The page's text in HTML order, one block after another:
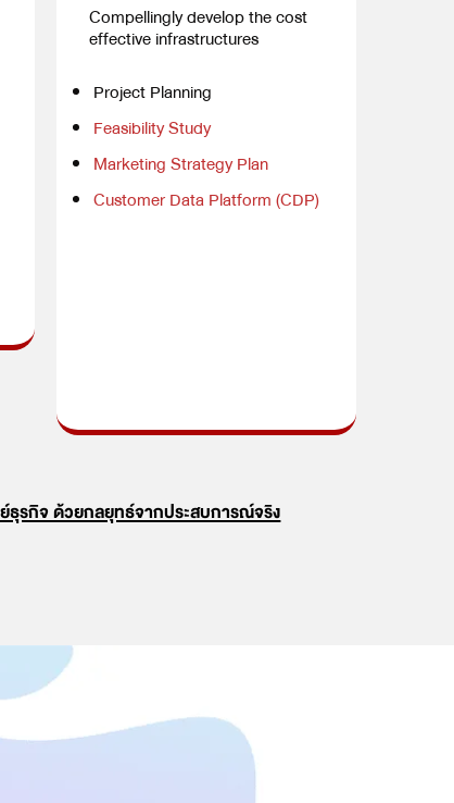
Compellingly develop the cost
effective infrastructures
Project Planning
Feasibility Study
Marketing Strategy Plan
Customer Data Platform (CDP)
ธุรกิจ ด้วยกลยุทธ์จากประสบการณ์จริง